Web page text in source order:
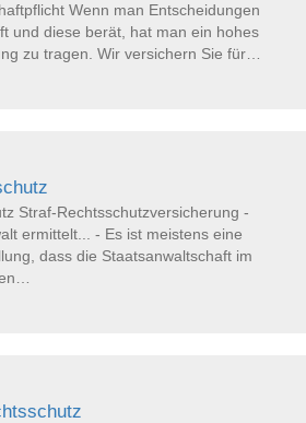
Wenn man Entscheidungen
und diese berät, hat man ein hohes
zu tragen. Wir versichern Sie für…
Straf-Rechtsschutzversicherung -
ermittelt... - Es ist meistens eine
dass die Staatsanwaltschaft im